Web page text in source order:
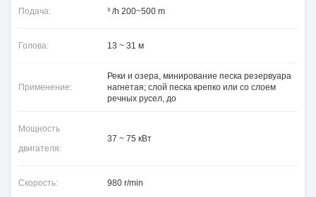
Подача: ³ /h 200~500 m
Голова: 13 ~ 31 м
Применение:
Реки и озера, минирование песка резервуара
нагнетая; слой песка крепко или со слоем
речных русел, до
Мощность
двигателя:
37 ~ 75 кВт
Скорость: 980 r/min